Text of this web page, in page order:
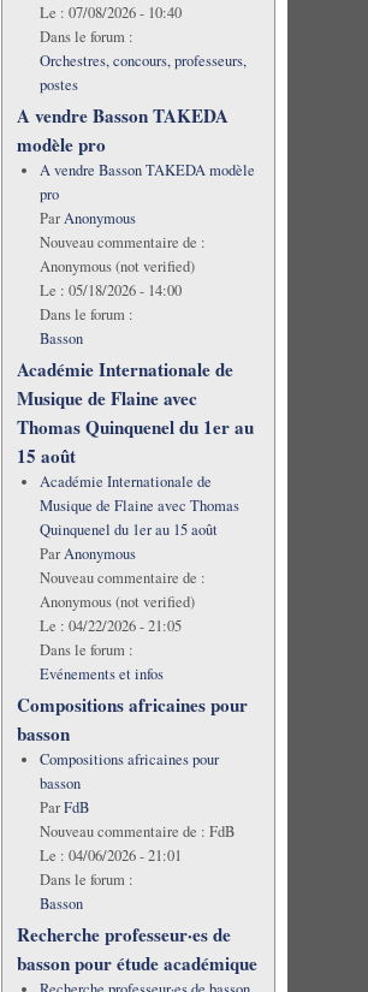
Le : 07/08/2026 - 10:40
Dans le forum :
Orchestres, concours, professeurs,
postes
A vendre Basson TAKEDA
modèle pro
A vendre Basson TAKEDA modèle
pro
ParAnonymous
Nouveau commentaire de :
Anonymous (not verified)
Le : 05/18/2026 - 14:00
Dans le forum :
Basson
Académie Internationale de
Musique de Flaine avec
Thomas Quinquenel du 1er au
15 août
Académie Internationale de
Musique de Flaine avec Thomas
Quinquenel du 1er au 15 août
ParAnonymous
Nouveau commentaire de :
Anonymous (not verified)
Le : 04/22/2026 - 21:05
Dans le forum :
Evénements et infos
Compositions africaines pour
basson
Compositions africaines pour
basson
ParFdB
Nouveau commentaire de : FdB
Le : 04/06/2026 - 21:01
Dans le forum :
Basson
Recherche professeur·es de
basson pour étude académique